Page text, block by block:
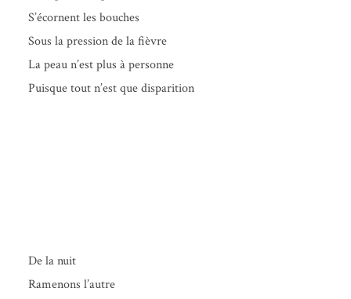
S’écornent les bouches
Sous la pres­sion de la fièvre
La peau n’est plus à personne
Puisque tout n’est que disparition
De la nuit
Rame­nons l’autre